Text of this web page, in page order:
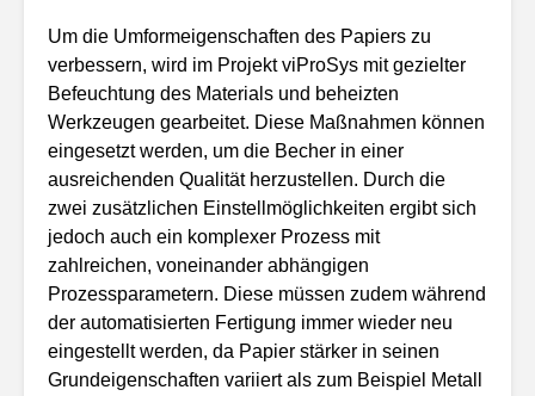
Um die Umformeigenschaften des Papiers zu
verbessern, wird im Projekt viProSys mit gezielter
Befeuchtung des Materials und beheizten
Werkzeugen gearbeitet. Diese Maßnahmen können
eingesetzt werden, um die Becher in einer
ausreichenden Qualität herzustellen. Durch die
zwei zusätzlichen Einstellmöglichkeiten ergibt sich
jedoch auch ein komplexer Prozess mit
zahlreichen, voneinander abhängigen
Prozessparametern. Diese müssen zudem während
der automatisierten Fertigung immer wieder neu
eingestellt werden, da Papier stärker in seinen
Grundeigenschaften variiert als zum Beispiel Metall